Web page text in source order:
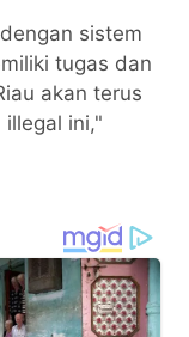
sistem
tugas dan
akan terus
ini,"